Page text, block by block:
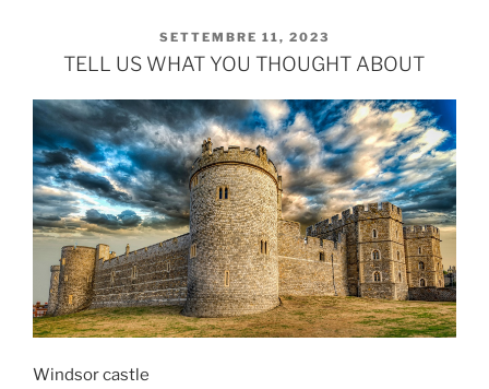
PUBBLICATO
IL
SETTEMBRE 11, 2023
TELL US WHAT YOU THOUGHT ABOUT
Windsor castle